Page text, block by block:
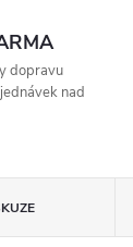
dopravu
nad